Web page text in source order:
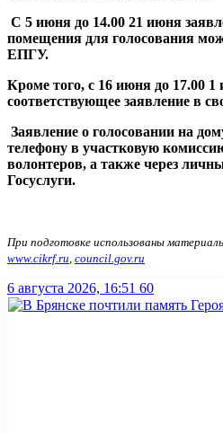
С 5 июня до 14.00 21 июня
помещения для голосования
ЕПГУ.
Кроме того, с 16 июня до 17.00 1
соответствующее заявление в
Заявление о голосовании на
телефону в участковую
волонтеров, а также через
Госуслуги.
При подготовке использованы
www.cikrf.ru council.gov.ru
6 августа 2026, 16:51 60